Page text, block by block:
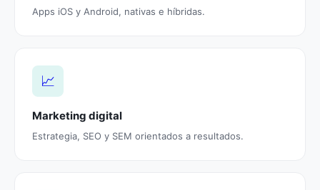
Apps iOS y Android, nativas e híbridas.
📈
Marketing digital
Estrategia, SEO y SEM orientados a resultados.